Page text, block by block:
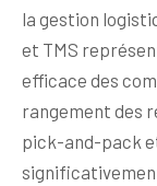
la gestion
et TMS
efficace des
rangement des
pick-and-pack